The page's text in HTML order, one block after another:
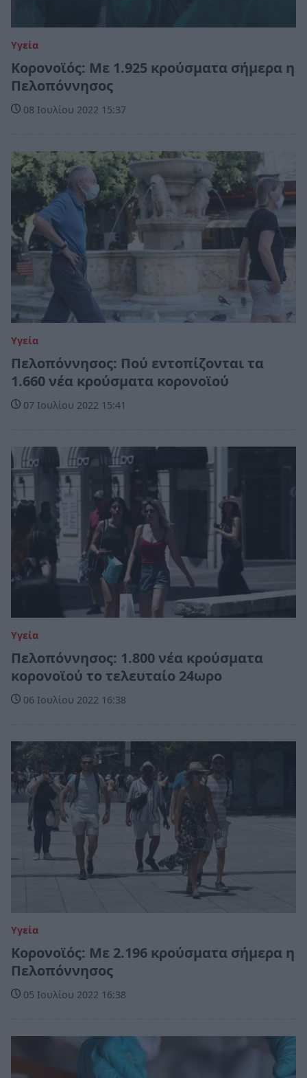
Υγεία
Κορονοϊός: Με 1.925 κρούσματα σήμερα η
Πελοπόννησος
08 Ιουλίου 2022 15:37
Υγεία
Πελοπόννησος: Πού εντοπίζονται τα
1.660 νέα κρούσματα κορονοϊού
07 Ιουλίου 2022 15:41
Υγεία
Πελοπόννησος: 1.800 νέα κρούσματα
κορονοϊού το τελευταίο 24ωρο
06 Ιουλίου 2022 16:38
Υγεία
Κορονοϊός: Με 2.196 κρούσματα σήμερα η
Πελοπόννησος
05 Ιουλίου 2022 16:38